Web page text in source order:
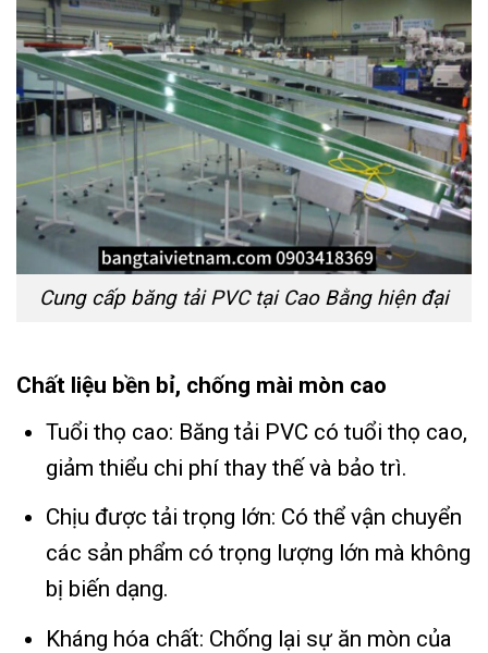
Cung cấp băng tải PVC tại Cao Bằng hiện đại
Chất liệu bền bỉ, chống mài mòn cao
Tuổi thọ cao: Băng tải PVC có tuổi thọ cao,
giảm thiểu chi phí thay thế và bảo trì.
Chịu được tải trọng lớn: Có thể vận chuyển
các sản phẩm có trọng lượng lớn mà không
bị biến dạng.
Kháng hóa chất: Chống lại sự ăn mòn của